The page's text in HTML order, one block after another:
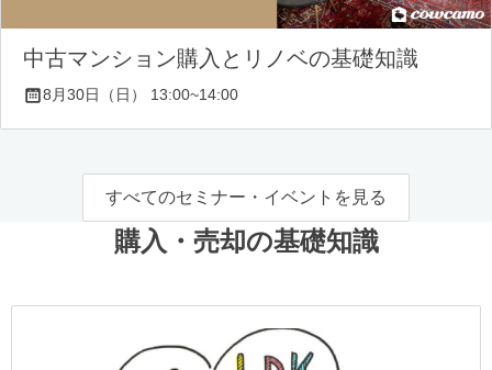
中古マンション購入とリノベの基礎知識
8月30日（日） 13:00~14:00
すべてのセミナー・イベントを見る
購入・売却の基礎知識